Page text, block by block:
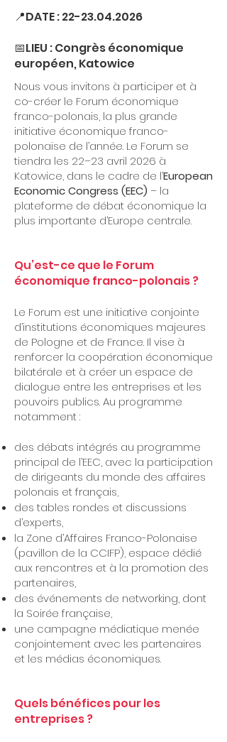
📍DATE :22-23.04.2026
📅LIEU : Congrès économique
européen, Katowice
Nous vous invitons à participer et à
co-créer le Forum économique
franco-polonais, la plus grande
initiative économique franco-
polonaise de l’année. Le Forum se
tiendra les 22–23 avril 2026 à
Katowice, dans le cadre de l’European
Economic Congress (EEC) – la
plateforme de débat économique la
plus importante d’Europe centrale.
Qu’est-ce que le Forum
économique franco-polonais ?
Le Forum est une initiative conjointe
d’institutions économiques majeures
de Pologne et de France. Il vise à
renforcer la coopération économique
bilatérale et à créer un espace de
dialogue entre les entreprises et les
pouvoirs publics. Au programme
notamment :
des débats intégrés au programme
principal de l’EEC, avec la participation
de dirigeants du monde des affaires
polonais et français,
des tables rondes et discussions
d’experts,
la Zone d’Affaires Franco-Polonaise
(pavillon de la CCIFP), espace dédié
aux rencontres et à la promotion des
partenaires,
des événements de networking, dont
la Soirée française,
une campagne médiatique menée
conjointement avec les partenaires
et les médias économiques.
Quels bénéfices pour les
entreprises ?